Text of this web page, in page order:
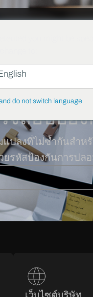
จสอบป้อ
แปลงที่ไม่ซ้ำกันสำ
ยรหัสป้องกันการปล
do not switch language